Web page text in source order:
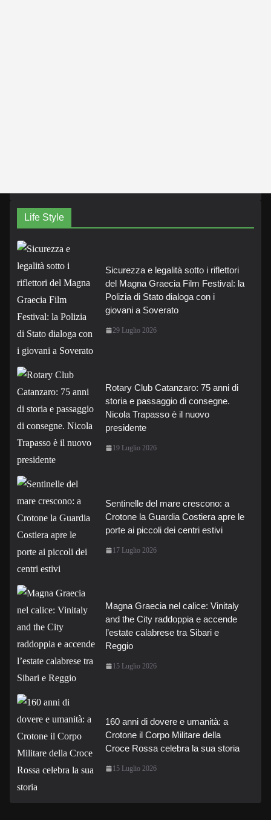
Life Style
Sicurezza e legalità sotto i riflettori
del Magna Graecia Film Festival: la
Polizia di Stato dialoga con i
giovani a Soverato
29 Luglio 2026
Rotary Club Catanzaro: 75 anni di
storia e passaggio di consegne.
Nicola Trapasso è il nuovo
presidente
19 Luglio 2026
Sentinelle del mare crescono: a
Crotone la Guardia Costiera apre le
porte ai piccoli dei centri estivi
17 Luglio 2026
Magna Graecia nel calice: Vinitaly
and the City raddoppia e accende
l’estate calabrese tra Sibari e
Reggio
15 Luglio 2026
160 anni di dovere e umanità: a
Crotone il Corpo Militare della
Croce Rossa celebra la sua storia
15 Luglio 2026